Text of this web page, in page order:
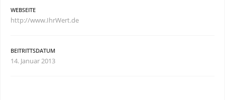
WEBSEITE
http://www.IhrWert.de
BEITRITTSDATUM
14. Januar 2013